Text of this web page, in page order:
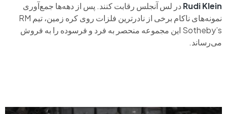
Rudi Klein در لس آنجلس رقابت کنند. پس از دهه‌ها جمع‌آوری
نمونه‌های ناکام برخی از نادرترین فلزات روی کره زمین، تیم RM
Sotheby’s این مجموعه منحصر به فرد و فرسوده را به فروش
می‌رساند.